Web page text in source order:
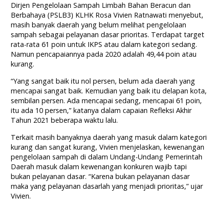
Dirjen Pengelolaan Sampah Limbah Bahan Beracun dan
Berbahaya (PSLB3) KLHK Rosa Vivien Ratnawati menyebut,
masih banyak daerah yang belum melihat pengelolaan
sampah sebagai pelayanan dasar prioritas. Terdapat target
rata-rata 61 poin untuk IKPS atau dalam kategori sedang.
Namun pencapaiannya pada 2020 adalah 49,44 poin atau
kurang.
“Yang sangat baik itu nol persen, belum ada daerah yang
mencapai sangat baik. Kemudian yang baik itu delapan kota,
sembilan persen. Ada mencapai sedang, mencapai 61 poin,
itu ada 10 persen,” katanya dalam capaian Refleksi Akhir
Tahun 2021 beberapa waktu lalu.
Terkait masih banyaknya daerah yang masuk dalam kategori
kurang dan sangat kurang, Vivien menjelaskan, kewenangan
pengelolaan sampah di dalam Undang-Undang Pemerintah
Daerah masuk dalam kewenangan konkuren wajib tapi
bukan pelayanan dasar. “Karena bukan pelayanan dasar
maka yang pelayanan dasarlah yang menjadi prioritas,” ujar
Vivien.